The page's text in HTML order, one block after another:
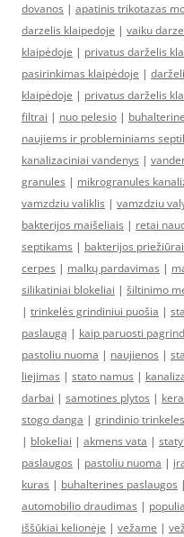
dovanos | apatinis trikotazas
darzelis klaipedoje | vaiku
klaipėdoje | privatus darželis
pasirinkimas klaipėdoje |
klaipėdoje | privatus darželis
filtrai | nuo pelesio |
naujiems ir probleminiams
kanalizaciniai vandenys |
granules | mikrogranules
vamzdziu valiklis | vamzdziu
bakterijos maišeliais | retai
septikams | bakterijos priežiūrai
cerpes | malkų pardavimas |
silikatiniai blokeliai | šiltinimo
| trinkelės grindiniui puošia |
paslaugą | kaip paruosti
pastoliu nuoma | naujienos |
liejimas | stato namus |
darbai | samotines plytos |
stogo danga | grindinio trinkeles
| blokeliai | akmens vata |
paslaugos | pastoliu nuoma |
kuras | buhalterines paslaugos |
automobilio draudimas |
iššūkiai kelionėje | vežame |